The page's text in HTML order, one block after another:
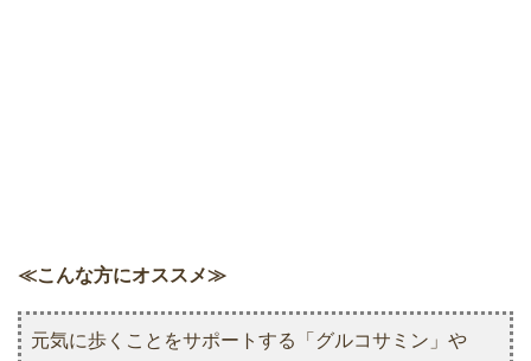
≪こんな方にオススメ≫
元気に歩くことをサポートする「グルコサミン」や